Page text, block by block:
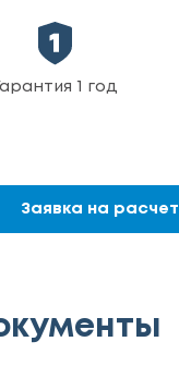
1 год
Заявка на расчет